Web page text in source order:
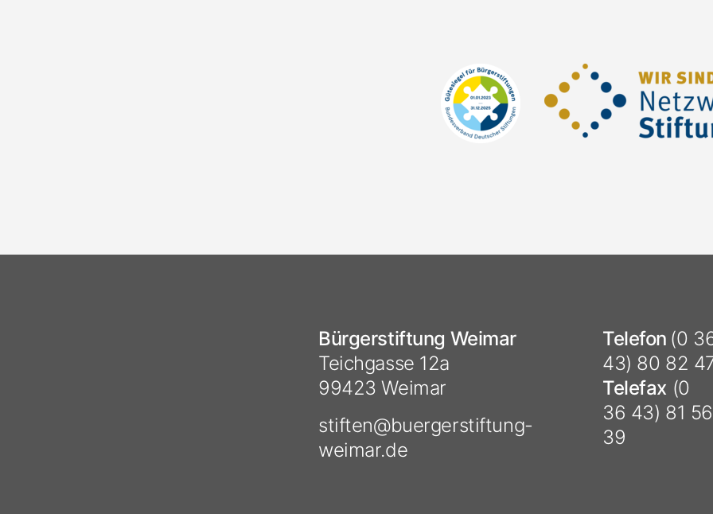
Bürgerstiftung Weimar
Teichgasse 12a
99423 Weimar
stiften@buergerstiftung-
weimar.de
Telefon (0
43) 80 82
Telefax (0
36 43) 81 56
39